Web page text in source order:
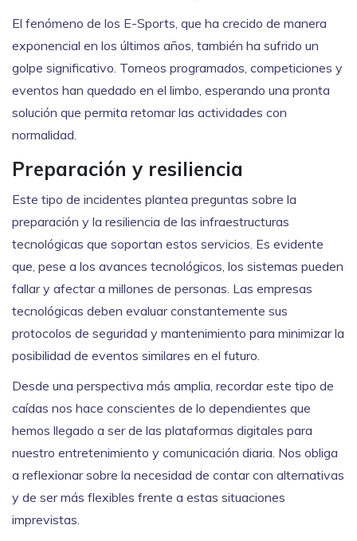
El fenómeno de los E-Sports, que ha crecido de manera
exponencial en los últimos años, también ha sufrido un
golpe significativo. Torneos programados, competiciones y
eventos han quedado en el limbo, esperando una pronta
solución que permita retomar las actividades con
normalidad.
Preparación y resiliencia
Este tipo de incidentes plantea preguntas sobre la
preparación y la resiliencia de las infraestructuras
tecnológicas que soportan estos servicios. Es evidente
que, pese a los avances tecnológicos, los sistemas pueden
fallar y afectar a millones de personas. Las empresas
tecnológicas deben evaluar constantemente sus
protocolos de seguridad y mantenimiento para minimizar la
posibilidad de eventos similares en el futuro.
Desde una perspectiva más amplia, recordar este tipo de
caídas nos hace conscientes de lo dependientes que
hemos llegado a ser de las plataformas digitales para
nuestro entretenimiento y comunicación diaria. Nos obliga
a reflexionar sobre la necesidad de contar con alternativas
y de ser más flexibles frente a estas situaciones
imprevistas.